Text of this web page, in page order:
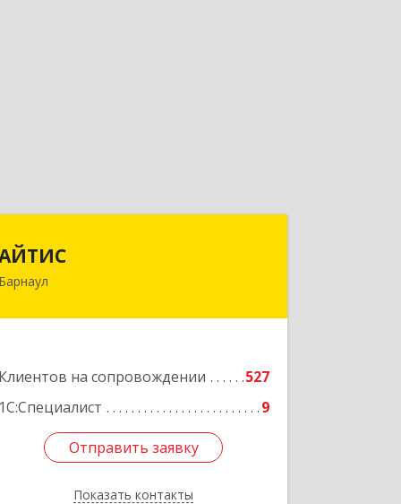
Барнаул
Клиентов на сопровождении
527
1С:Специалист
9
Отправить заявку
Показать контакты
656067, Алтайский край, Барнаул г,
Отправить заявку
Назад